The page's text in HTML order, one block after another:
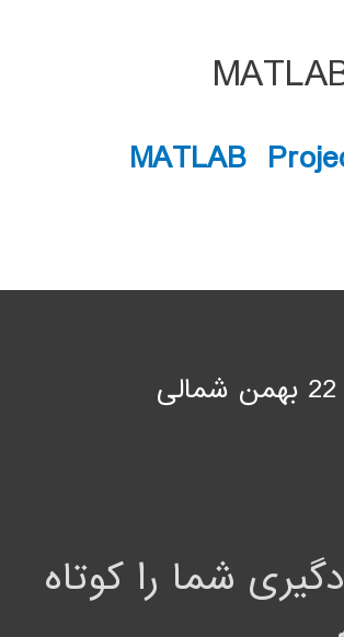
MATLAB
شما را کوتاه